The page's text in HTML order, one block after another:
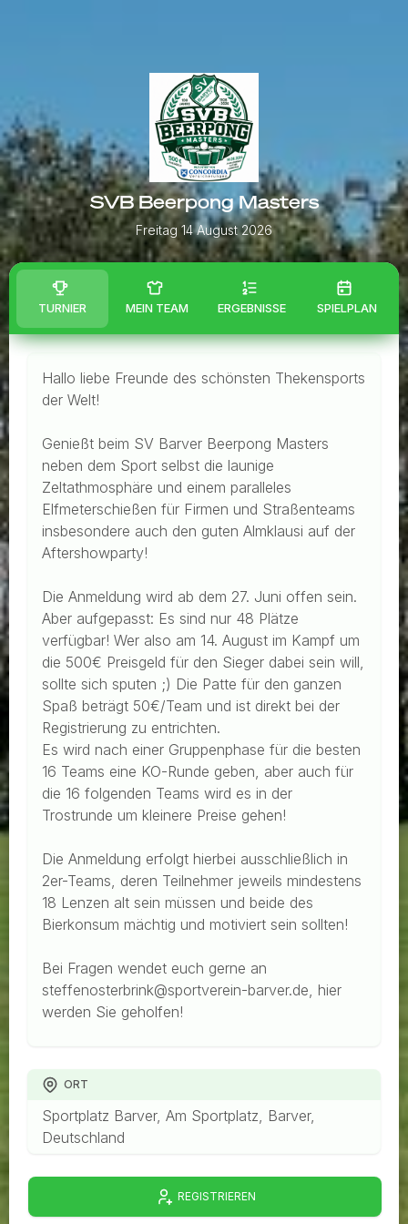
SVB Beerpong Masters
Freitag 14 August 2026
TURNIER MEIN TEAM ERGEBNISSE SPIELPLAN
Hallo liebe Freunde des schönsten Thekensports
der Welt!
Genießt beim SV Barver Beerpong Masters
neben dem Sport selbst die launige
Zeltathmosphäre und einem paralleles
Elfmeterschießen für Firmen und Straßenteams
insbesondere auch den guten Almklausi auf der
Aftershowparty!
Die Anmeldung wird ab dem 27. Juni offen sein.
Aber aufgepasst: Es sind nur 48 Plätze
verfügbar! Wer also am 14. August im Kampf um
die 500€ Preisgeld für den Sieger dabei sein will,
sollte sich sputen ;) Die Patte für den ganzen
Spaß beträgt 50€/Team und ist direkt bei der
Registrierung zu entrichten.
Es wird nach einer Gruppenphase für die besten
16 Teams eine KO-Runde geben, aber auch für
die 16 folgenden Teams wird es in der
Trostrunde um kleinere Preise gehen!
Die Anmeldung erfolgt hierbei ausschließlich in
2er-Teams, deren Teilnehmer jeweils mindestens
18 Lenzen alt sein müssen und beide des
Bierkonsum mächtig und motiviert sein sollten!
Bei Fragen wendet euch gerne an
steffenosterbrink@sportverein-barver.de, hier
werden Sie geholfen!
ORT
Sportplatz Barver, Am Sportplatz, Barver,
Deutschland
REGISTRIEREN